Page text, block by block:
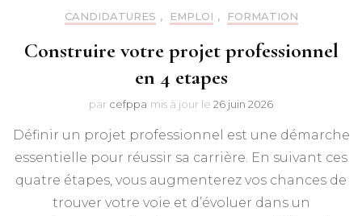
CANDIDATURES , EMPLOI , FORMATION
Construire votre projet professionnel
en 4 etapes
par cefppa mis à jour le 26 juin 2026
Définir un projet professionnel est une démarche
essentielle pour réussir sa carrière. En suivant ces
quatre étapes, vous augmenterez vos chances de
trouver votre voie et d’évoluer dans un